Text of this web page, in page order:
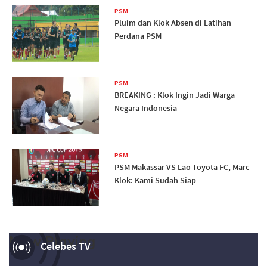
PSM
Pluim dan Klok Absen di Latihan
Perdana PSM
PSM
BREAKING : Klok Ingin Jadi Warga
Negara Indonesia
PSM
PSM Makassar VS Lao Toyota FC, Marc
Klok: Kami Sudah Siap
Celebes TV
Now Playing